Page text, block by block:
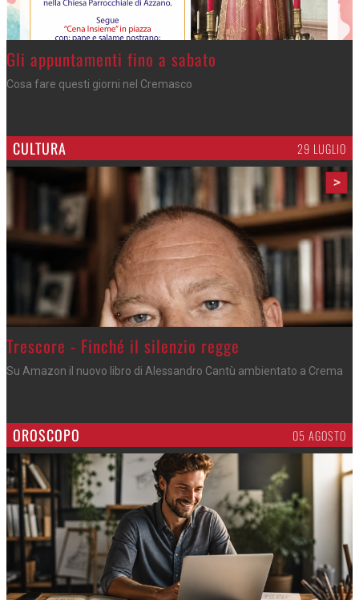
Gli appuntamenti fino a sabato
Cosa fare questi giorni nel Cremasco
CULTURA 29 LUGLIO
>
Trescore - Finché il silenzio regge
Su Amazon il nuovo libro di Alessandro Cantù ambientato a Crema
OROSCOPO 05 AGOSTO